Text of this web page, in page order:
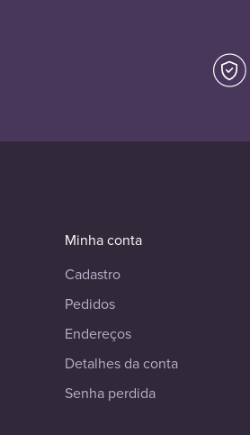
Minha conta
Cadastro
Pedidos
Endereços
Detalhes da conta
Senha perdida